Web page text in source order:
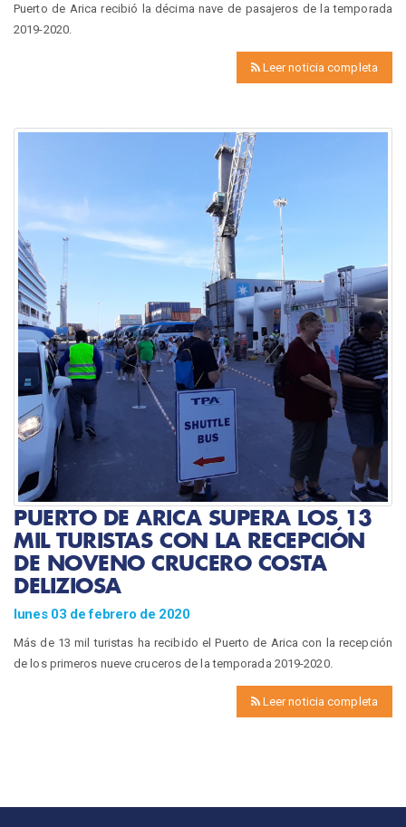
Puerto de Arica recibió la décima nave de pasajeros de la temporada
2019-2020.
Leer noticia completa
PUERTO DE ARICA SUPERA LOS 13
MIL TURISTAS CON LA RECEPCIÓN
DE NOVENO CRUCERO COSTA
DELIZIOSA
lunes 03 de febrero de 2020
Más de 13 mil turistas ha recibido el Puerto de Arica con la recepción
de los primeros nueve cruceros de la temporada 2019-2020.
Leer noticia completa